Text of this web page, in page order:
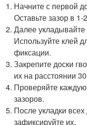
Начните с первой
Оставьте зазор в 1-
Далее укладывайте
Используйте клей
фиксации.
Закрепите доски
их на расстоянии
Проверяйте каждую
зазоров.
После укладки
зафиксируйте их.